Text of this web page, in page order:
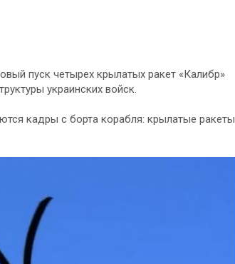
пуск четырех крылатых ракет «Калибр»
украинских войск.
кадры с борта корабля: крылатые ракеты